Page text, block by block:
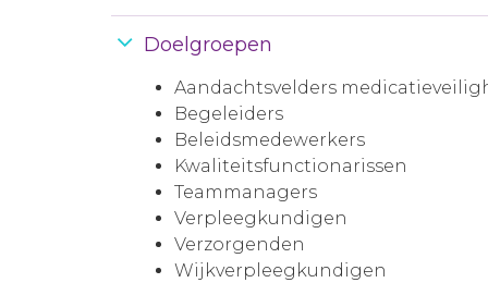
Doelgroepen
Aandachtsvelders
Begeleiders
Beleidsmedewerkers
Kwaliteitsfunctionarissen
Teammanagers
Verpleegkundigen
Verzorgenden
Wijkverpleegkundigen